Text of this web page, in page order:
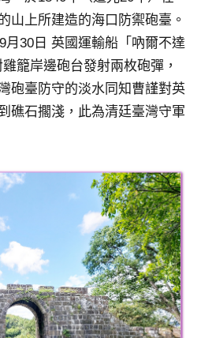
山上所建造的海口防禦砲臺。
月30日 英國運輸船「吶爾不達
籠岸邊砲台發射兩枚砲彈，
砲臺防守的淡水同知曹謹對英
礁石擱淺，此為清廷臺灣守軍